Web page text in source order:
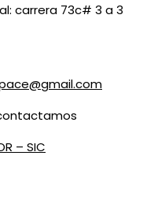
carrera 73c# 3 a 3
– SIC